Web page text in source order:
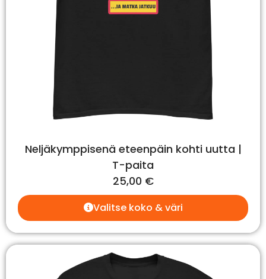
Neljäkymppisenä eteenpäin kohti uutta |
T-paita
25,00 €
Valitse koko & väri